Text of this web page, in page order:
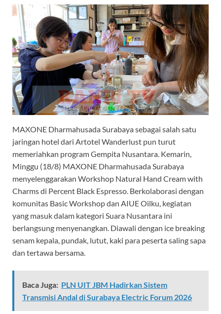
MAXONE Dharmahusada Surabaya sebagai salah satu
jaringan hotel dari Artotel Wanderlust pun turut
memeriahkan program Gempita Nusantara. Kemarin,
Minggu (18/8) MAXONE Dharmahusada Surabaya
menyelenggarakan Workshop Natural Hand Cream with
Charms di Percent Black Espresso. Berkolaborasi dengan
komunitas Basic Workshop dan AIUE Oilku, kegiatan
yang masuk dalam kategori Suara Nusantara ini
berlangsung menyenangkan. Diawali dengan ice breaking
senam kepala, pundak, lutut, kaki para peserta saling sapa
dan tertawa bersama.
Baca Juga: PLN UIT JBM Hadirkan Sistem
Transmisi Andal di Surabaya Electric Forum 2026